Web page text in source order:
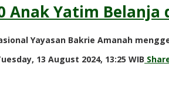
Anak Yatim
Yayasan Bakrie Amanah
13 August 2024, 13:25 WIB by